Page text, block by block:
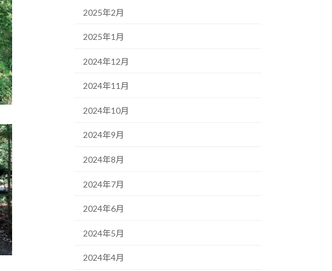
2025年2月
2025年1月
2024年12月
2024年11月
2024年10月
2024年9月
2024年8月
2024年7月
2024年6月
2024年5月
2024年4月